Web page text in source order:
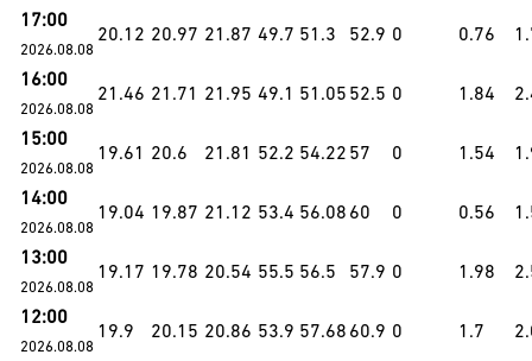
17:00
2026.08.08
20.12 20.97 21.87 49.7 51.3 52.9 0 0.76
16:00
2026.08.08
21.46 21.71 21.95 49.1 51.05 52.5 0 1.84
15:00
2026.08.08
19.61 20.6 21.81 52.2 54.22 57 0 1.54
14:00
2026.08.08
19.04 19.87 21.12 53.4 56.08 60 0 0.56
13:00
2026.08.08
19.17 19.78 20.54 55.5 56.5 57.9 0 1.98
12:00
2026.08.08
19.9 20.15 20.86 53.9 57.68 60.9 0 1.7